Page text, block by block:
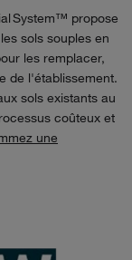
System™ propose
sols souples en
les remplacer,
de l'établissement.
sols existants au
coûteux et
une